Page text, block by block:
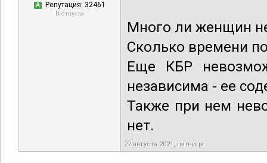
А Репутация: 32461
В отпуске
Много ли женщин
Сколько времени
Еще КБР
независима - ее
Также при нем
нет.
27 августа 2021, пятница